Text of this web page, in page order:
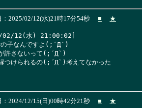
：2025/02/12(水)21時17分54秒 ■ ★
02/12(水) 21:00:02]
子なんですよ(;´Д`)
許さないって(;´Д`)
けられるの(;´Д`)考えてなかった
：2024/12/15(日)00時42分21秒 ■ ★